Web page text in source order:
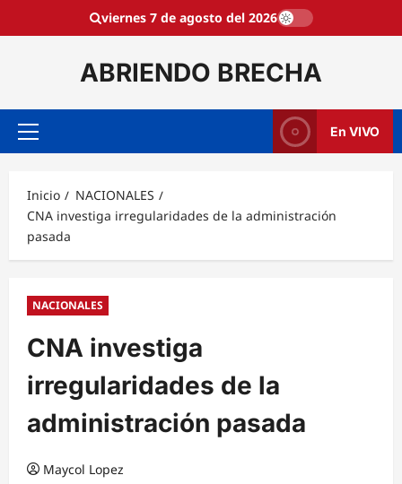
viernes 7 de agosto del 2026
ABRIENDO BRECHA
Menú
En VIVO
Inicio
NACIONALES
CNA investiga irregularidades de la administración
pasada
NACIONALES
CNA investiga
irregularidades de la
administración pasada
Maycol Lopez